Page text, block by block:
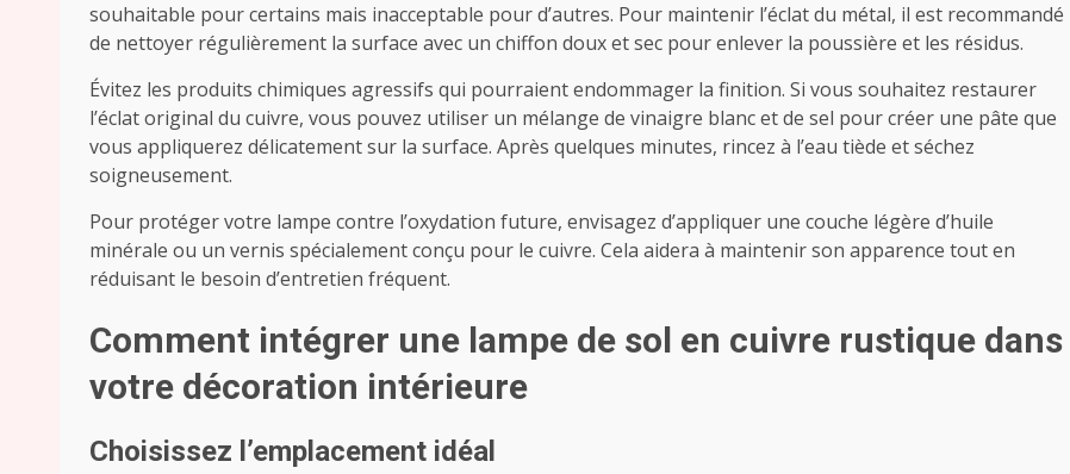
souhaitable pour certains mais inacceptable pour d’autres. Pour maintenir l’éclat du métal, il est recommandé
de nettoyer régulièrement la surface avec un chiffon doux et sec pour enlever la poussière et les résidus.
Évitez les produits chimiques agressifs qui pourraient endommager la finition. Si vous souhaitez restaurer
l’éclat original du cuivre, vous pouvez utiliser un mélange de vinaigre blanc et de sel pour créer une pâte que
vous appliquerez délicatement sur la surface. Après quelques minutes, rincez à l’eau tiède et séchez
soigneusement.
Pour protéger votre lampe contre l’oxydation future, envisagez d’appliquer une couche légère d’huile
minérale ou un vernis spécialement conçu pour le cuivre. Cela aidera à maintenir son apparence tout en
réduisant le besoin d’entretien fréquent.
Comment intégrer une lampe de sol en cuivre rustique dans
votre décoration intérieure
Choisissez l’emplacement idéal